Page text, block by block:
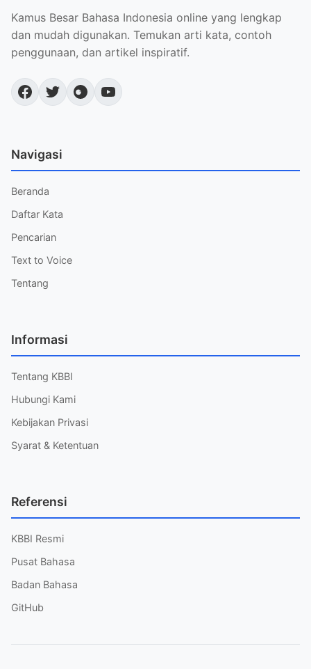
Kamus Besar Bahasa Indonesia online yang lengkap
dan mudah digunakan. Temukan arti kata, contoh
penggunaan, dan artikel inspiratif.
Navigasi
Beranda
Daftar Kata
Pencarian
Text to Voice
Tentang
Informasi
Tentang KBBI
Hubungi Kami
Kebijakan Privasi
Syarat & Ketentuan
Referensi
KBBI Resmi
Pusat Bahasa
Badan Bahasa
GitHub